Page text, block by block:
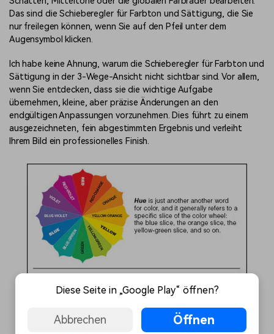
Das sind die Schieberegler für Farbton und Sättigung, die Sie
nur freilegen können, wenn Sie auf den Pfeil unter dem
Augensymbol klicken.
Ich habe keine Ahnung, warum die Schieberegler für Farbton und
Sättigung in der 3-Wege-Ansicht nicht sichtbar sind. Vor allem,
wenn Sie entdecken, dass sie die wichtige Aufgabe
übernehmen, kleine, aber präzise Änderungen an den
endgültigen Anpassungen vorzunehmen. Dies führt zu einem
ausgezeichneten, fein abgestimmten Ergebnis und verleiht
Ihrem Bild ein professionelles Finish.
Diese Seite in „Google Play“ öffnen?
Abbrechen Öffnen